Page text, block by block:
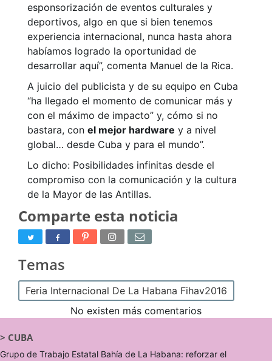
esponsorización de eventos culturales y
deportivos, algo en que si bien tenemos
experiencia internacional, nunca hasta ahora
habíamos logrado la oportunidad de
desarrollar aquí”, comenta Manuel de la Rica.
A juicio del publicista y de su equipo en Cuba
“ha llegado el momento de comunicar más y
con el máximo de impacto” y, cómo si no
bastara, con el mejor hardware y a nivel
global… desde Cuba y para el mundo”.
Lo dicho: Posibilidades infinitas desde el
compromiso con la comunicación y la cultura
de la Mayor de las Antillas.
Comparte esta noticia
Temas
Feria Internacional De La Habana Fihav2016
No existen más comentarios
> CUBA
Grupo de Trabajo Estatal Bahía de La Habana: reforzar el